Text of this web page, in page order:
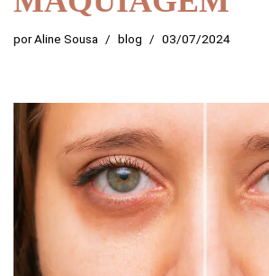
porAline Sousa blog 03/07/2024